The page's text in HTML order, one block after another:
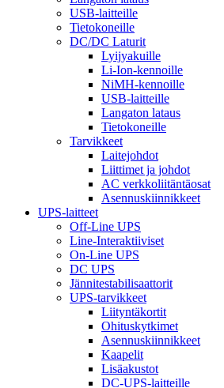
USB-laitteille
Tietokoneille
DC/DC Laturit
Lyijyakuille
Li-Ion-kennoille
NiMH-kennoille
USB-laitteille
Langaton lataus
Tietokoneille
Tarvikkeet
Laitejohdot
Liittimet ja johdot
AC verkkoliitäntäosat
Asennuskiinnikkeet
UPS-laitteet
Off-Line UPS
Line-Interaktiiviset
On-Line UPS
DC UPS
Jännitestabilisaattorit
UPS-tarvikkeet
Liityntäkortit
Ohituskytkimet
Asennuskiinnikkeet
Kaapelit
Lisäakustot
DC-UPS-laitteille